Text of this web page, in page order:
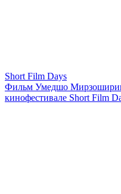
Short Film Days
Фильм Умедшо
кинофестивале Short Film